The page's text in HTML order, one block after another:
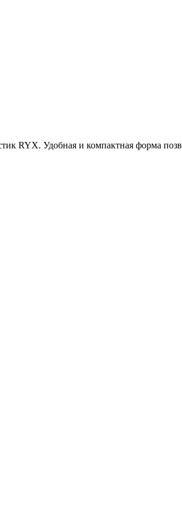
Удобная и компактная форма